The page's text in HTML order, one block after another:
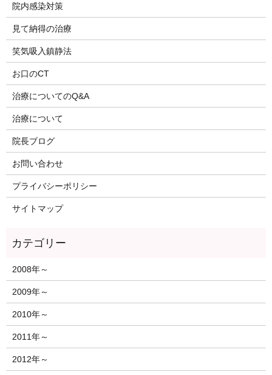
院内感染対策
見て納得の治療
笑気吸入鎮静法
お口のCT
治療についてのQ&A
治療について
院長ブログ
お問い合わせ
プライバシーポリシー
サイトマップ
2008年～
2009年～
2010年～
2011年～
2012年～